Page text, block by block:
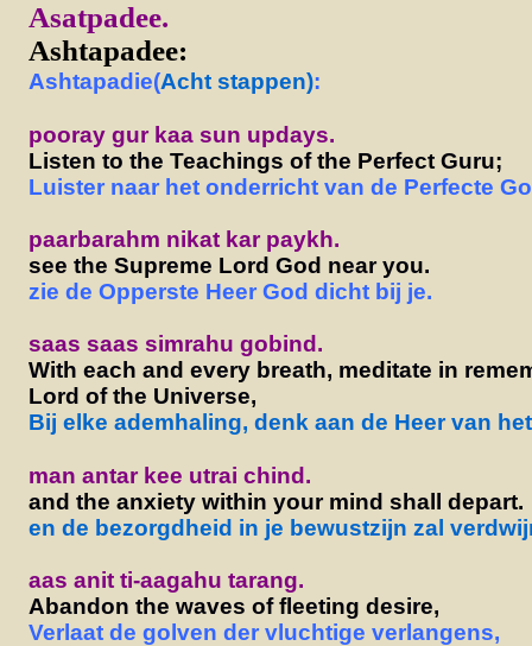
Asatpadee.
Ashtapadee:
Ashtapadie(Acht stappen):
pooray gur kaa sun updays.
Listen to the Teachings of the Perfect Guru;
Luister naar het onderricht van de Perfecte
paarbarahm nikat kar paykh.
see the Supreme Lord God near you.
zie de Opperste Heer God dicht bij je.
saas saas simrahu gobind.
With each and every breath, meditate in
Lord of the Universe,
Bij elke ademhaling, denk aan de Heer van
man antar kee utrai chind.
and the anxiety within your mind shall depart.
en de bezorgdheid in je bewustzijn zal
aas anit ti-aagahu tarang.
Abandon the waves of fleeting desire,
Verlaat de golven der vluchtige verlangens,